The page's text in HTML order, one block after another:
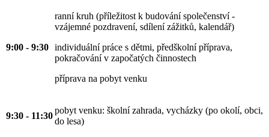
9:00 - 9:30
ranní kruh (příležitost k budování společenství -
vzájemné pozdravení, sdílení zážitků, kalendář)
individuální práce s dětmi, předškolní příprava,
pokračování v započatých činnostech
příprava na pobyt venku
9:30 - 11:30
pobyt venku: školní zahrada, vycházky (po okolí, obci,
do lesa)